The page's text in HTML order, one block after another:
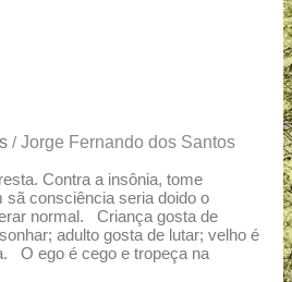
/Jorge Fernando dos Santos
Contra a insônia, tome
consciência seria doido o
normal. Criança gosta de
adulto gosta de lutar; velho é
O ego é cego e tropeça na